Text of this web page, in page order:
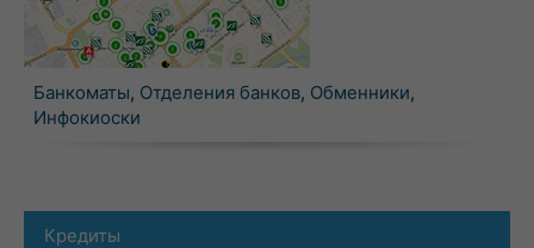
Банкоматы, Отделения банков, Обменники,
Инфокиоски
Кредиты